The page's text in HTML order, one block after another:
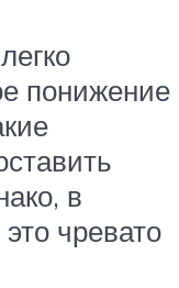
понижение
в
чревато